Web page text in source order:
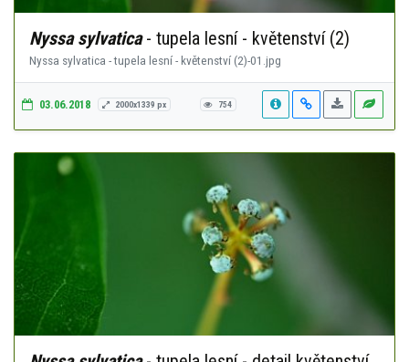
Nyssa sylvatica- tupela lesní - květenství (2)
Nyssa sylvatica - tupela lesní - květenství (2)-01.jpg
03.06.2018 2000x1339 px 754